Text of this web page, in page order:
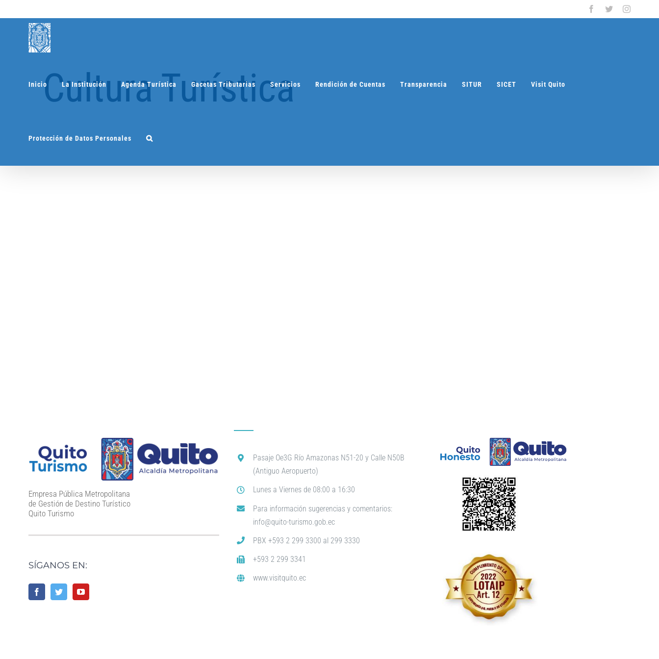
contenido
Facebook
Twitter
Inicio La Institución Agenda Turística Gacetas Tributarias Servicios Rendición de Cuentas Transparencia SITUR SICET Visit Quito
Protección de Datos Personales
Cultura Turística
Empresa Pública Metropolitana
de Gestión de Destino Turístico
Quito Turismo
SÍGANOS EN:
Pasaje Oe3G Río Amazonas N51-20 y Calle N50B
(Antiguo Aeropuerto)
Lunes a Viernes de 08:00 a 16:30
Para información sugerencias y comentarios:
info@quito-turismo.gob.ec
PBX +593 2 299 3300 al 299 3330
+593 2 299 3341
www.visitquito.ec